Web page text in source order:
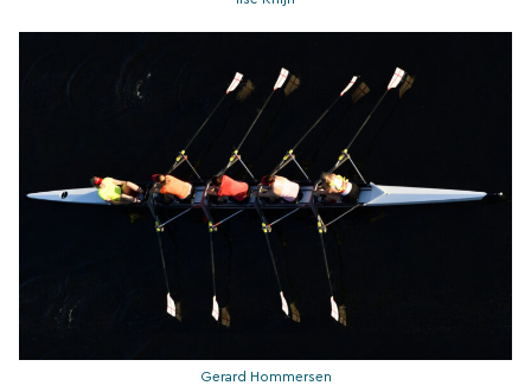
Gerard Hommersen